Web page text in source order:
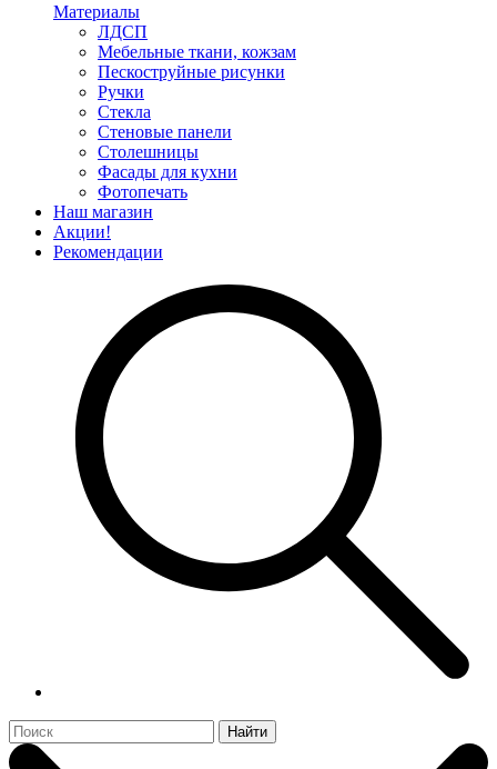
Материалы
ЛДСП
Мебельные ткани, кожзам
Пескоструйные рисунки
Ручки
Стекла
Стеновые панели
Столешницы
Фасады для кухни
Фотопечать
Наш магазин
Акции!
Рекомендации
Найти